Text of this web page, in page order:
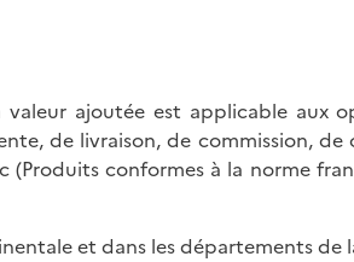
ajoutée est applicable aux
de livraison, de commission,
conformes à la norme
et dans les départements de